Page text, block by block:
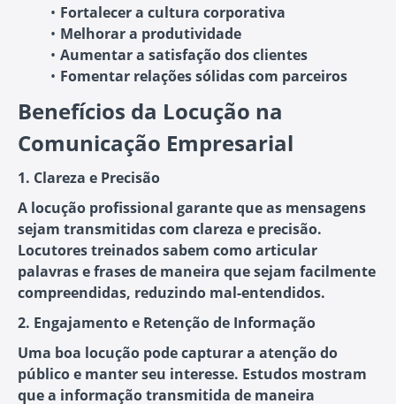
Fortalecer a cultura corporativa
Melhorar a produtividade
Aumentar a satisfação dos clientes
Fomentar relações sólidas com parceiros
Benefícios da Locução na
Comunicação Empresarial
1. Clareza e Precisão
A locução profissional garante que as mensagens
sejam transmitidas com clareza e precisão.
Locutores treinados sabem como articular
palavras e frases de maneira que sejam facilmente
compreendidas, reduzindo mal-entendidos.
2. Engajamento e Retenção de Informação
Uma boa locução pode capturar a atenção do
público e manter seu interesse. Estudos mostram
que a informação transmitida de maneira